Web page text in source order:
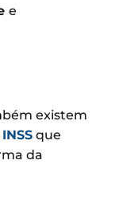
e
existem
que
da